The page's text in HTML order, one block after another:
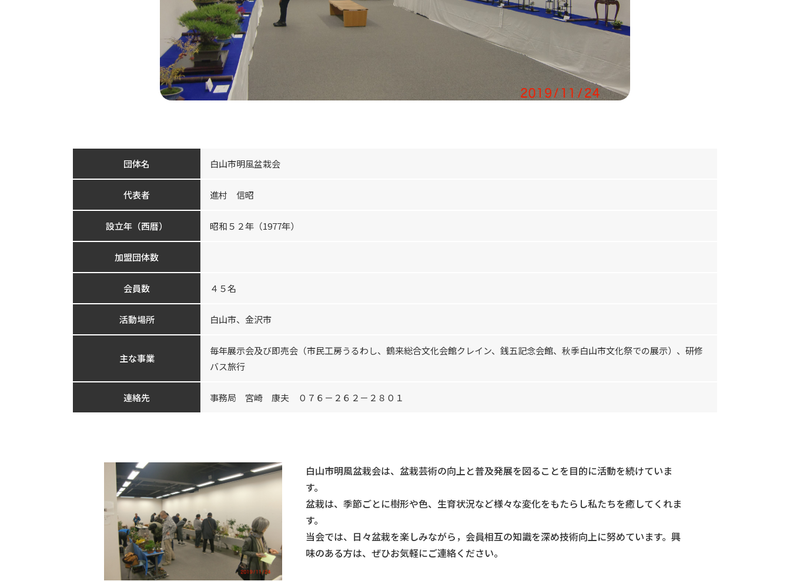
団体名 白山市明風盆栽会
代表者 進村 信昭
設立年（西暦） 昭和５２年（1977年）
加盟団体数
会員数 ４５名
活動場所 白山市、金沢市
主な事業
毎年展示会及び即売会（市民工房うるわし、鶴来総合文化会館クレイン、銭五記念会館、秋季白山市文化祭での展示）、研修
バス旅行
連絡先 事務局 宮崎 康夫 ０７６－２６２－２８０１
白山市明風盆栽会は、盆栽芸術の向上と普及発展を図ることを目的に活動を続けていま
す。
盆栽は、季節ごとに樹形や色、生育状況など様々な変化をもたらし私たちを癒してくれま
す。
当会では、日々盆栽を楽しみながら，会員相互の知識を深め技術向上に努めています。興
味のある方は、ぜひお気軽にご連絡ください。